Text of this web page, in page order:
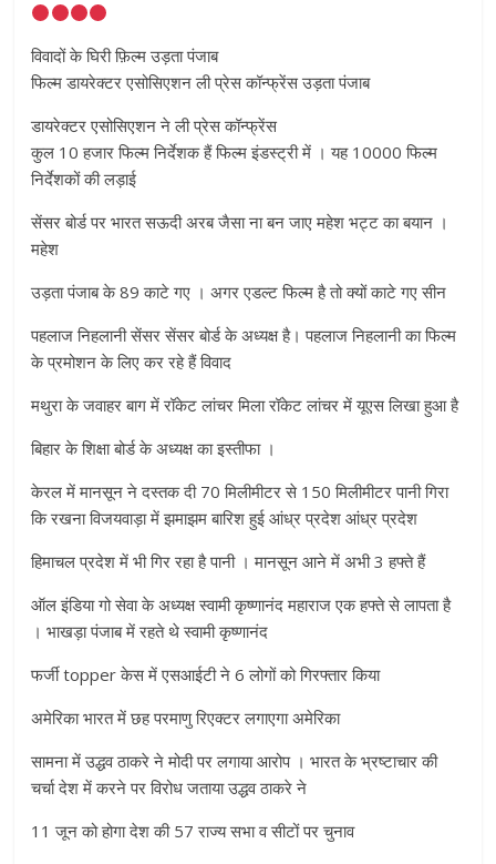
विवादों के घिरी फ़िल्म उड़ता पंजाब
फिल्म डायरेक्टर एसोसिएशन ली प्रेस कॉन्फ्रेंस उड़ता पंजाब
डायरेक्टर एसोसिएशन ने ली प्रेस कॉन्फ्रेंस
कुल 10 हजार फिल्म निर्देशक हैं फिल्म इंडस्ट्री में । यह 10000 फिल्म
निर्देशकों की लड़ाई
सेंसर बोर्ड पर भारत सऊदी अरब जैसा ना बन जाए महेश भट्ट का बयान ।
महेश
उड़ता पंजाब के 89 काटे गए । अगर एडल्ट फिल्म है तो क्यों काटे गए सीन
पहलाज निहलानी सेंसर सेंसर बोर्ड के अध्यक्ष है। पहलाज निहलानी का फिल्म
के प्रमोशन के लिए कर रहे हैं विवाद
मथुरा के जवाहर बाग में रॉकेट लांचर मिला रॉकेट लांचर में यूएस लिखा हुआ है
बिहार के शिक्षा बोर्ड के अध्यक्ष का इस्तीफा ।
केरल में मानसून ने दस्तक दी 70 मिलीमीटर से 150 मिलीमीटर पानी गिरा
कि रखना विजयवाड़ा में झमाझम बारिश हुई आंध्र प्रदेश आंध्र प्रदेश
हिमाचल प्रदेश में भी गिर रहा है पानी । मानसून आने में अभी 3 हफ्ते हैं
ऑल इंडिया गो सेवा के अध्यक्ष स्वामी कृष्णानंद महाराज एक हफ्ते से लापता है
। भाखड़ा पंजाब में रहते थे स्वामी कृष्णानंद
फर्जी topper केस में एसआईटी ने 6 लोगों को गिरफ्तार किया
अमेरिका भारत में छह परमाणु रिएक्टर लगाएगा अमेरिका
सामना में उद्धव ठाकरे ने मोदी पर लगाया आरोप । भारत के भ्रष्टाचार की
चर्चा देश में करने पर विरोध जताया उद्धव ठाकरे ने
11 जून को होगा देश की 57 राज्य सभा व सीटों पर चुनाव